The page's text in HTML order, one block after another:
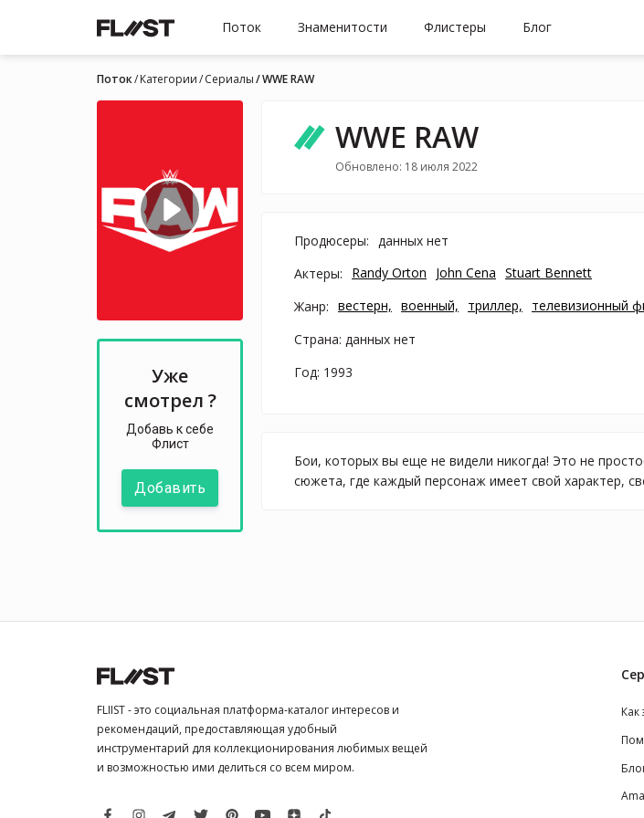
Поток Знаменитости Флистеры Блог
Поток Категории Cериалы WWE RAW
Уже
смотрел ?
Добавь к себе
Флист
Добавить
WWE RAW
Обновлено: 18 июля 2022
Продюсеры:
данных нет
Актеры:
Randy Orton John Cena Stuart Bennett
Жанр: вестерн, военный, триллер, телевизионный
Страна: данных нет
Год: 1993
Бои, которых вы еще не видели никогда! Это не
сюжета, где каждый персонаж имеет свой характер,
FLIIST - это социальная платформа-каталог интересов и
рекомендаций, предоставляющая удобный
инструментарий для коллекционирования любимых вещей
и возможностью ими делиться со всем миром.
Как